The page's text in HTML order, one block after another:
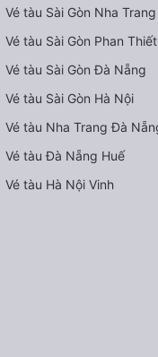
Vé tàu Sài Gòn Nha Trang
Vé tàu Sài Gòn Phan Thiết
Vé tàu Sài Gòn Đà Nẵng
Vé tàu Sài Gòn Hà Nội
Vé tàu Nha Trang Đà
Vé tàu Đà Nẵng Huế
Vé tàu Hà Nội Vinh